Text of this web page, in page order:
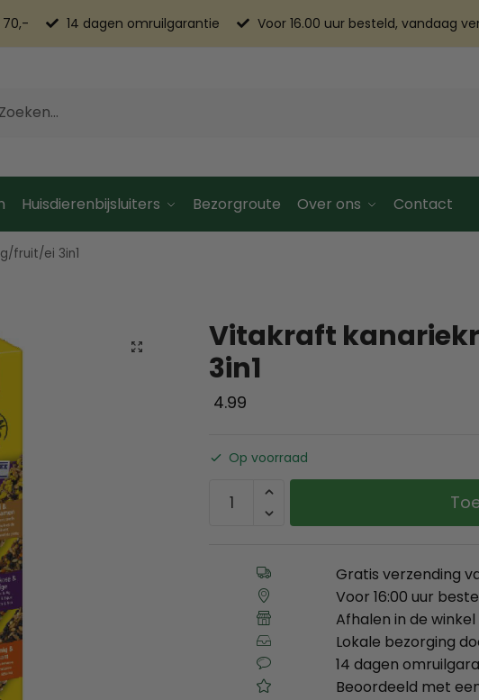
14 dagen omruilgarantie Voor 16.00 uur besteld, vandaag
Huisdierenbijsluiters Bezorgroute Over ons Contact
fruit/ei 3in1
Vitakraft
3in1
4.99
Op voorraad
Gratis verzending
Voor 16:00 uur
Afhalen in de winkel
Lokale bezorging
14 dagen
Beoordeeld met